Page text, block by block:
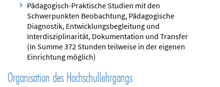
Pädagogisch-Praktische Studien mit den
Schwerpunkten Beobachtung, Pädagogische
Diagnostik, Entwicklungsbegleitung und
Interdisziplinarität, Dokumentation und Transfer
(In Summe 372 Stunden teilweise in der eigenen
Einrichtung möglich)
Organisation des Hochschullehrgangs